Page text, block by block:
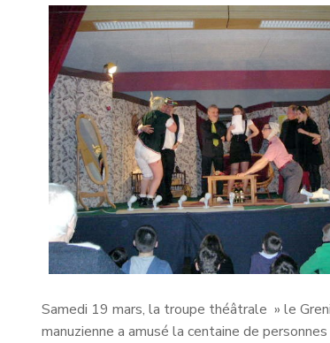
Samedi 19 mars, la troupe théâtrale » le
manuzienne a amusé la centaine de